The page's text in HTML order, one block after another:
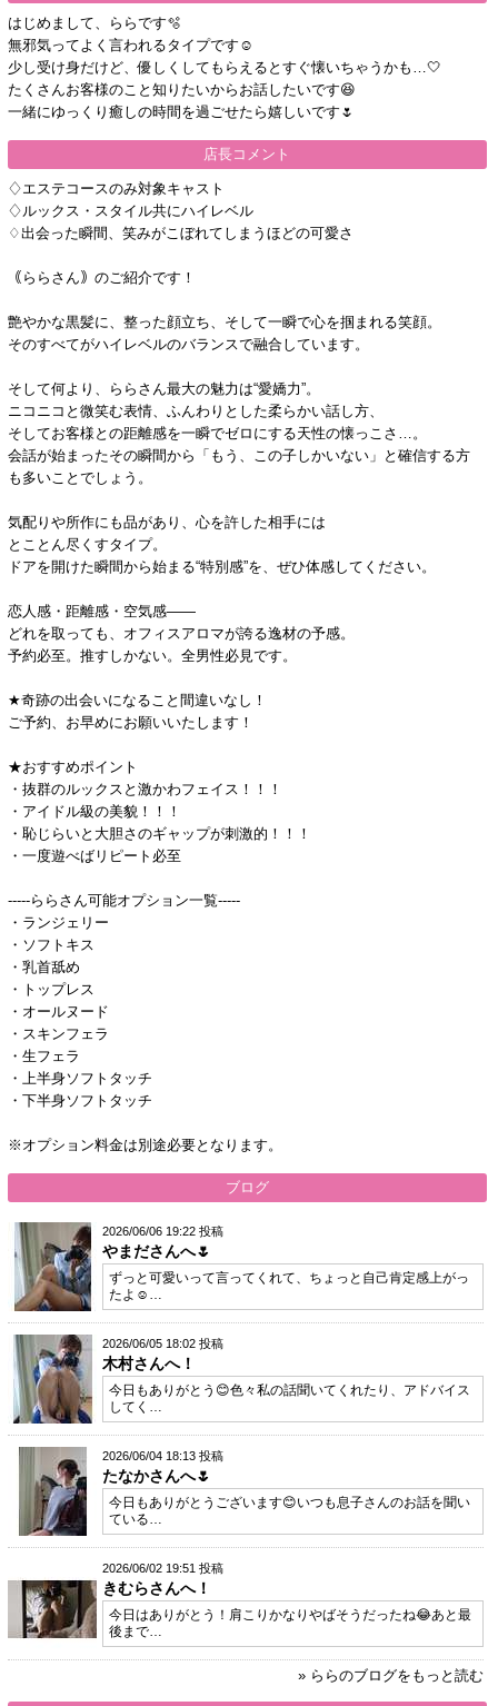
はじめまして、ららです🫧
無邪気ってよく言われるタイプです☺️
少し受け身だけど、優しくしてもらえるとすぐ懐いちゃうかも…🤍
たくさんお客様のこと知りたいからお話したいです😆
一緒にゆっくり癒しの時間を過ごせたら嬉しいです🌷
店長コメント
♢エステコースのみ対象キャスト
♢ルックス・スタイル共にハイレベル
♢出会った瞬間、笑みがこぼれてしまうほどの可愛さ
｟ららさん｠のご紹介です！
艶やかな黒髪に、整った顔立ち、そして一瞬で心を掴まれる笑顔。
そのすべてがハイレベルのバランスで融合しています。
そして何より、ららさん最大の魅力は“愛嬌力”。
ニコニコと微笑む表情、ふんわりとした柔らかい話し方、
そしてお客様との距離感を一瞬でゼロにする天性の懐っこさ…。
会話が始まったその瞬間から「もう、この子しかいない」と確信する方
も多いことでしょう。
気配りや所作にも品があり、心を許した相手には
とことん尽くすタイプ。
ドアを開けた瞬間から始まる“特別感”を、ぜひ体感してください。
恋人感・距離感・空気感――
どれを取っても、オフィスアロマが誇る逸材の予感。
予約必至。推すしかない。全男性必見です。
★奇跡の出会いになること間違いなし！
ご予約、お早めにお願いいたします！
★おすすめポイント
・抜群のルックスと激かわフェイス！！！
・アイドル級の美貌！！！
・恥じらいと大胆さのギャップが刺激的！！！
・一度遊べばリピート必至
-----ららさん可能オプション一覧-----
・ランジェリー
・ソフトキス
・乳首舐め
・トップレス
・オールヌード
・スキンフェラ
・生フェラ
・上半身ソフトタッチ
・下半身ソフトタッチ
※オプション料金は別途必要となります。
ブログ
2026/06/06 19:22 投稿
やまださんへ🌷
ずっと可愛いって言ってくれて、ちょっと自己肯定感上がっ
たよ☺…
2026/06/05 18:02 投稿
木村さんへ！
今日もありがとう😊色々私の話聞いてくれたり、アドバイス
してく…
2026/06/04 18:13 投稿
たなかさんへ🌷
今日もありがとうございます😊いつも息子さんのお話を聞い
ている…
2026/06/02 19:51 投稿
きむらさんへ！
今日はありがとう！肩こりかなりやばそうだったね😂あと最
後まで…
» ららのブログをもっと読む